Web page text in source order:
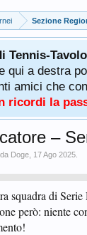
Sezione
Tennis-
qui a destra
amici che
ricordi la
–
Doge 17 Ago 2025
squadra di
però: niente